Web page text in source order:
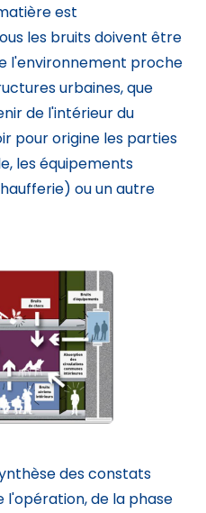
est
les bruits doivent être
l'environnement proche
urbaines, que
de l'intérieur du
pour origine les parties
les équipements
ou un autre
des constats
l'opération, de la phase